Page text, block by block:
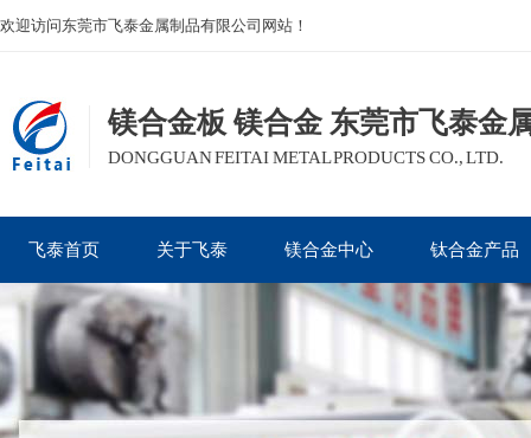
欢迎访问东莞市飞泰金属制品有限公司网站！
镁合金板 镁合金 东莞市飞泰金
DONGGUAN FEITAI METAL PRODUCTS CO., LTD.
飞泰首页 关于飞泰 镁合金中心 钛合金产品